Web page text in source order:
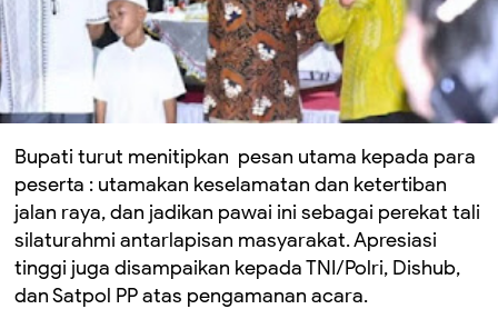
Bupati turut menitipkan pesan utama kepada para
peserta : utamakan keselamatan dan ketertiban
jalan raya, dan jadikan pawai ini sebagai perekat tali
silaturahmi antarlapisan masyarakat. Apresiasi
tinggi juga disampaikan kepada TNI/Polri, Dishub,
dan Satpol PP atas pengamanan acara.